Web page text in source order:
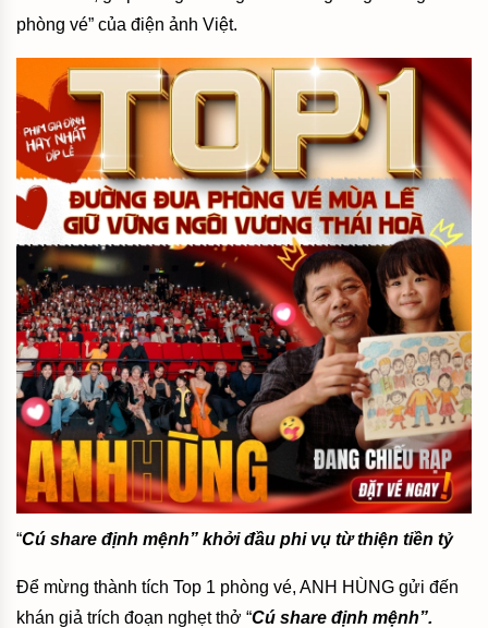
phòng vé” của điện ảnh Việt.
“Cú share định mệnh” khởi đầu phi vụ từ thiện tiền tỷ
Để mừng thành tích Top 1 phòng vé, ANH HÙNG gửi đến
khán giả trích đoạn nghẹt thở “Cú share định mệnh”.